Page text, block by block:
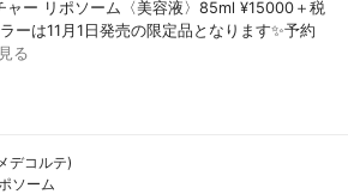
ャー リポソーム〈美容液〉85ml ¥15000＋税
ーは11月1日発売の限定品となります✨予約
る
デコルテ)
ソーム